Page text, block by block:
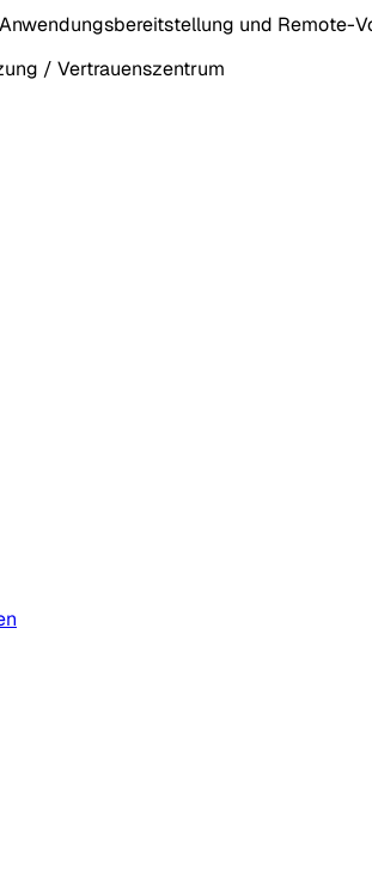
und Remote-
/ Vertrauenszentrum